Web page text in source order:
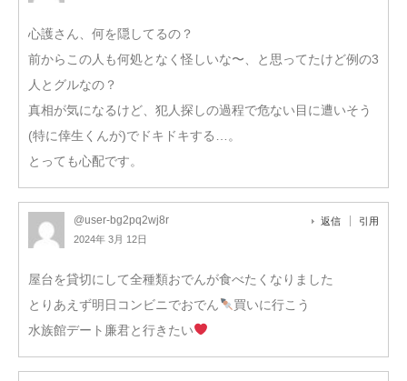
心護さん、何を隠してるの？
前からこの人も何処となく怪しいな〜、と思ってたけど例の3
人とグルなの？
真相が気になるけど、犯人探しの過程で危ない目に遭いそう
(特に倖生くんが)でドキドキする…。
とっても心配です。
@user-bg2pq2wj8r
2024年 3月 12日
返信 引用
屋台を貸切にして全種類おでんが食べたくなりました
とりあえず明日コンビニでおでん
買いに行こう
水族館デート廉君と行きたい